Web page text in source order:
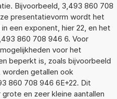
Bijvoorbeeld, 3,493 860 708
presentatievorm wordt het
een exponent, hier 22, en het
860 708 946 6. Voor
voor het
beperkt is, zoals bijvoorbeeld
worden getallen ook
860 708 946 6E+22. Dit
en zeer kleine aantallen